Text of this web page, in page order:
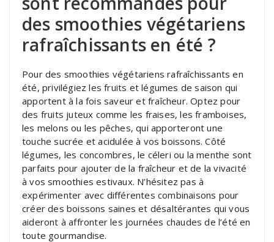
des smoothies végétariens
rafraîchissants en été ?
Pour des smoothies végétariens rafraîchissants en
été, privilégiez les fruits et légumes de saison qui
apportent à la fois saveur et fraîcheur. Optez pour
des fruits juteux comme les fraises, les framboises,
les melons ou les pêches, qui apporteront une
touche sucrée et acidulée à vos boissons. Côté
légumes, les concombres, le céleri ou la menthe sont
parfaits pour ajouter de la fraîcheur et de la vivacité
à vos smoothies estivaux. N’hésitez pas à
expérimenter avec différentes combinaisons pour
créer des boissons saines et désaltérantes qui vous
aideront à affronter les journées chaudes de l’été en
toute gourmandise.